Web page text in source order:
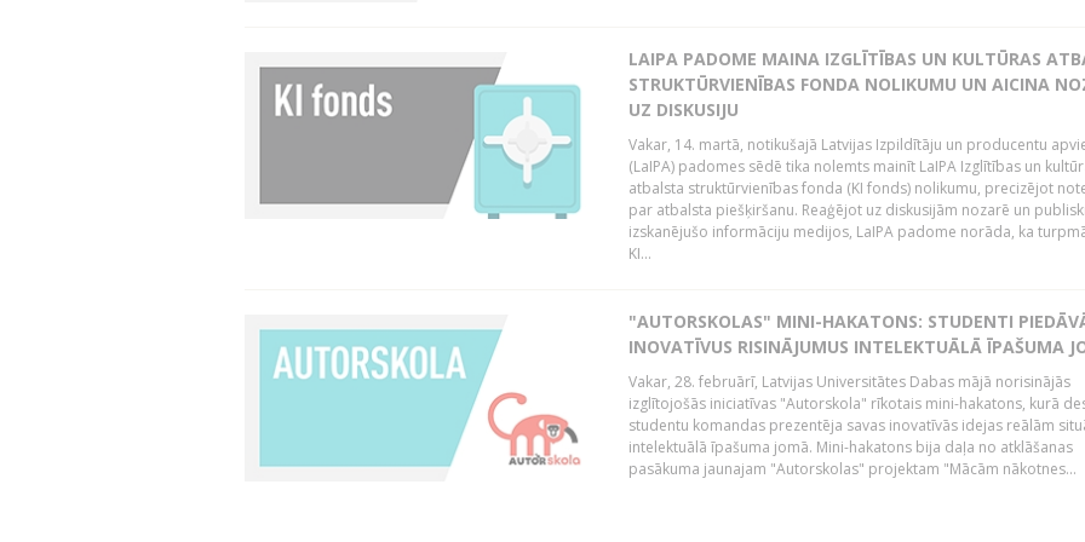
LAIPA PADOME MAINA IZGLĪTĪBAS UN KULTŪRAS
STRUKTŪRVIENĪBAS FONDA NOLIKUMU UN AICINA
UZ DISKUSIJU
Vakar, 14. martā, notikušajā Latvijas Izpildītāju un producentu
(LaIPA) padomes sēdē tika nolemts mainīt LaIPA Izglītības un
atbalsta struktūrvienības fonda (KI fonds) nolikumu, precizējot
par atbalsta piešķiršanu. Reaģējot uz diskusijām nozarē un
izskanējušo informāciju medijos, LaIPA padome norāda, ka
KI...
"AUTORSKOLAS" MINI-HAKATONS: STUDENTI
INOVATĪVUS RISINĀJUMUS INTELEKTUĀLĀ ĪPAŠUMA
Vakar, 28. februārī, Latvijas Universitātes Dabas mājā norisinājās
izglītojošās iniciatīvas "Autorskola" rīkotais mini-hakatons, kurā
studentu komandas prezentēja savas inovatīvās idejas reālām
intelektuālā īpašuma jomā. Mini-hakatons bija daļa no atklāšanas
pasākuma jaunajam "Autorskolas" projektam "Mācām nākotnes...